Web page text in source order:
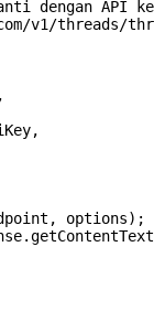
dengan API
v1/threads/
options);